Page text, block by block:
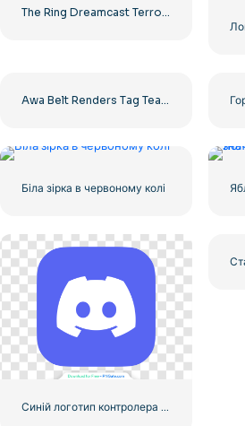
The Ring Dreamcast Terrors Realm Square Rounded Logo – Безкоштовне завантаження PNG
Awa Belt Renders Tag Team PNG – безкоштовно завантажте PNG для ваших проектів
Біла зірка в червоному колі